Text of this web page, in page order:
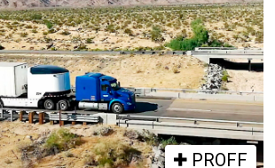
PROFF